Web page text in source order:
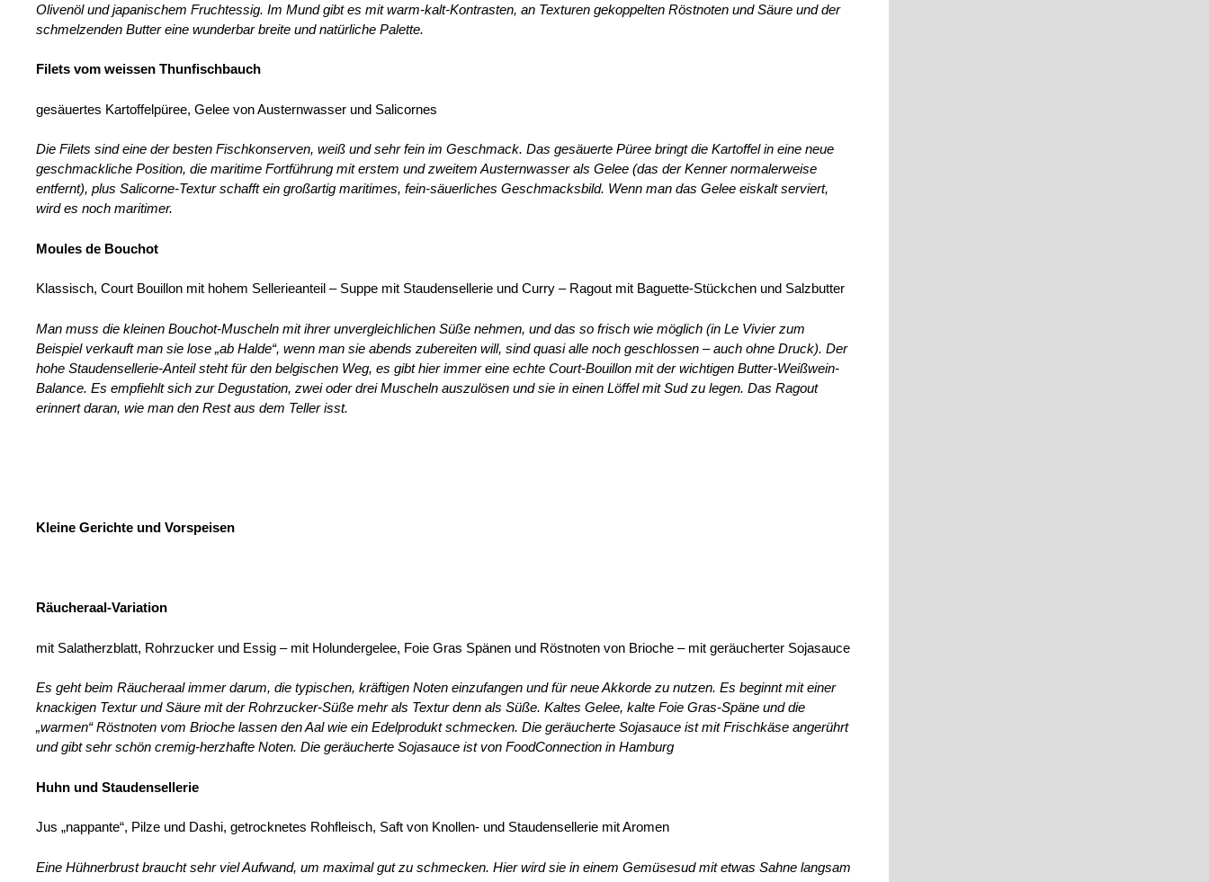
Olivenöl und japanischem Fruchtessig. Im Mund gibt es mit warm-kalt-Kontrasten, an Texturen gekoppelten Röstnoten und Säure und der
schmelzenden Butter eine wunderbar breite und natürliche Palette.
Filets vom weissen Thunfischbauch
gesäuertes Kartoffelpüree, Gelee von Austernwasser und Salicornes
Die Filets sind eine der besten Fischkonserven, weiß und sehr fein im Geschmack. Das gesäuerte Püree bringt die Kartoffel in eine neue
geschmackliche Position, die maritime Fortführung mit erstem und zweitem Austernwasser als Gelee (das der Kenner normalerweise
entfernt), plus Salicorne-Textur schafft ein großartig maritimes, fein-säuerliches Geschmacksbild. Wenn man das Gelee eiskalt serviert,
wird es noch maritimer.
Moules de Bouchot
Klassisch, Court Bouillon mit hohem Sellerieanteil – Suppe mit Staudensellerie und Curry – Ragout mit Baguette-Stückchen und Salzbutter
Man muss die kleinen Bouchot-Muscheln mit ihrer unvergleichlichen Süße nehmen, und das so frisch wie möglich (in Le Vivier zum
Beispiel verkauft man sie lose „ab Halde“, wenn man sie abends zubereiten will, sind quasi alle noch geschlossen – auch ohne Druck). Der
hohe Staudensellerie-Anteil steht für den belgischen Weg, es gibt hier immer eine echte Court-Bouillon mit der wichtigen Butter-Weißwein-
Balance. Es empfiehlt sich zur Degustation, zwei oder drei Muscheln auszulösen und sie in einen Löffel mit Sud zu legen. Das Ragout
erinnert daran, wie man den Rest aus dem Teller isst.
Kleine Gerichte und Vorspeisen
Räucheraal-Variation
mit Salatherzblatt, Rohrzucker und Essig – mit Holundergelee, Foie Gras Spänen und Röstnoten von Brioche – mit geräucherter Sojasauce
Es geht beim Räucheraal immer darum, die typischen, kräftigen Noten einzufangen und fürneue Akkorde zu nutzen. Es beginnt mit einer
knackigen Textur und Säure mit derRohrzucker-Süße mehr als Textur denn als Süße. Kaltes Gelee, kalte Foie Gras-Späne unddie
„warmen“ Röstnoten vom Brioche lassen den Aal wie ein Edelprodukt schmecken. Die geräucherte Sojasauce ist mit Frischkäse angerührt
und gibt sehr schön cremig-herzhafte Noten. Die geräucherte Sojasauce ist von FoodConnection in Hamburg
Huhn und Staudensellerie
Jus „nappante“, Pilze und Dashi, getrocknetes Rohfleisch, Saft von Knollen- und Staudensellerie mit Aromen
Eine Hühnerbrust braucht sehr viel Aufwand, um maximal gut zu schmecken. Hier wird sie in einem Gemüsesud mit etwas Sahne langsam